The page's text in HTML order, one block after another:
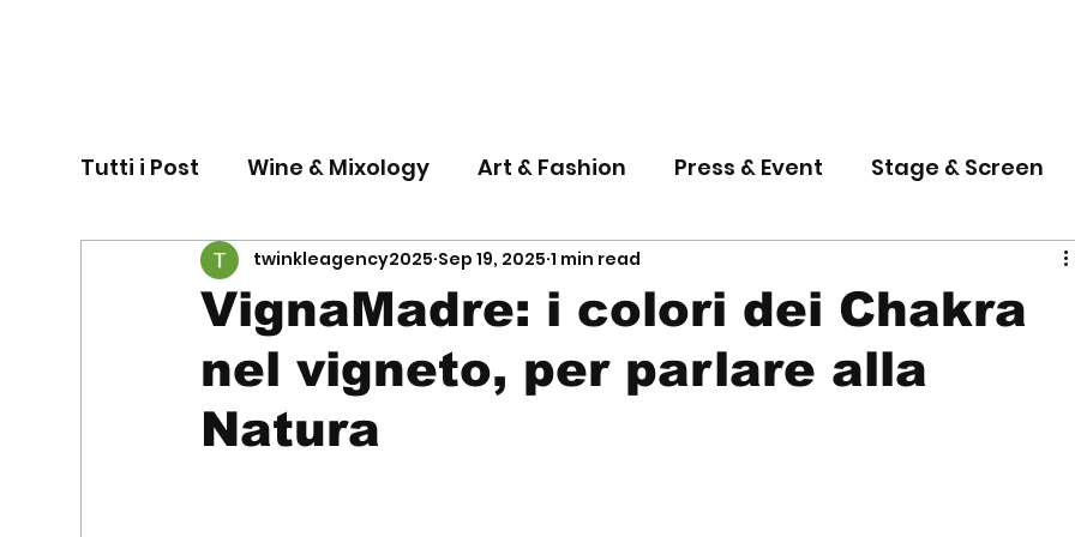
Tutti i Post Wine & Mixology Art & Fashion Press & Event Stage & Screen
VignaMadre: i colori dei Chakra
nel vigneto, per parlare alla
Natura
twinkleagency2025 Sep 19, 2025 1 min read